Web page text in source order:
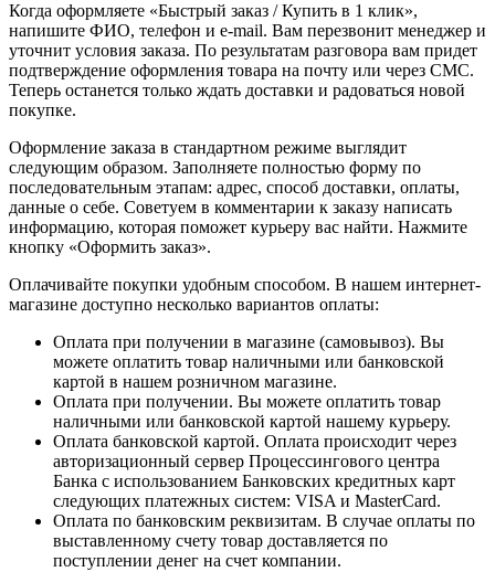
Когда оформляете «Быстрый заказ / Купить в 1 клик»,
напишите ФИО, телефон и e-mail. Вам перезвонит менеджер и
уточнит условия заказа. По результатам разговора вам придет
подтверждение оформления товара на почту или через СМС.
Теперь останется только ждать доставки и радоваться новой
покупке.
Оформление заказа в стандартном режиме выглядит
следующим образом. Заполняете полностью форму по
последовательным этапам: адрес, способ доставки, оплаты,
данные о себе. Советуем в комментарии к заказу написать
информацию, которая поможет курьеру вас найти. Нажмите
кнопку «Оформить заказ».
Оплачивайте покупки удобным способом. В нашем интернет-
магазине доступно несколько вариантов оплаты:
Оплата при получении в магазине (самовывоз). Вы
можете оплатить товар наличными или банковской
картой в нашем розничном магазине.
Оплата при получении. Вы можете оплатить товар
наличными или банковской картой нашему курьеру.
Оплата банковской картой. Оплата происходит через
авторизационный сервер Процессингового центра
Банка с использованием Банковских кредитных карт
следующих платежных систем: VISA и MasterCard.
Оплата по банковским реквизитам. В случае оплаты по
выставленному счету товар доставляется по
поступлении денег на счет компании.